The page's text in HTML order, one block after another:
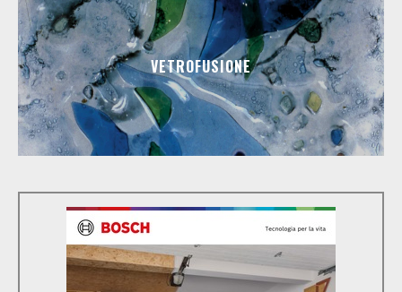
VETROFUSIONE